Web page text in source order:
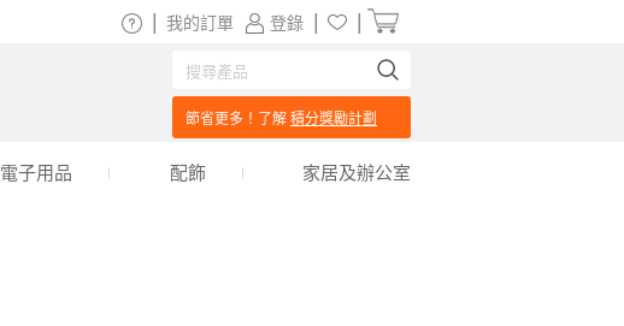
登錄
我的訂單
節省更多！了解 積分獎勵計劃
電子用品 配飾 家居及辦公室